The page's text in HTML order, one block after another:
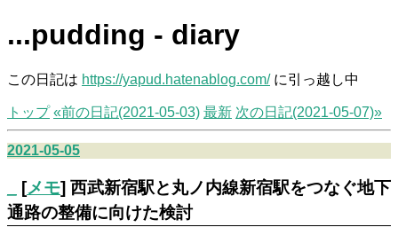
...pudding - diary
この日記は https://yapud.hatenablog.com/に引っ越し中
トップ «前の日記(2021-05-03) 最新 次の日記(2021-05-07)»
2021-05-05
[メモ] 西武新宿駅と丸ノ内線新宿駅をつなぐ地下
通路の整備に向けた検討